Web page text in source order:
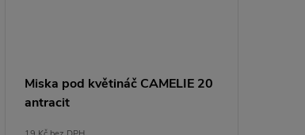
Miska pod květináč CAMELIE 20
antracit